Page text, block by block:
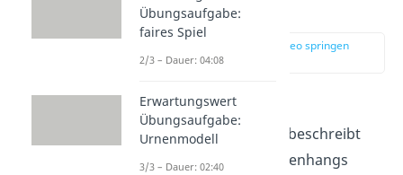
einfach erklärt
zur Stelle im Video springen
(00:12)
Derkorrigierte
Kontingenzkoeffizient
beschreibt
die Stärke des Zusammenhangs
Übungsaufgabe:
faires Spiel
2/3 – Dauer: 04:08
Erwartungswert
Übungsaufgabe:
Urnenmodell
3/3 – Dauer: 02:40